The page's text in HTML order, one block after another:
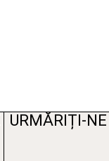
URMĂRIȚI-NE